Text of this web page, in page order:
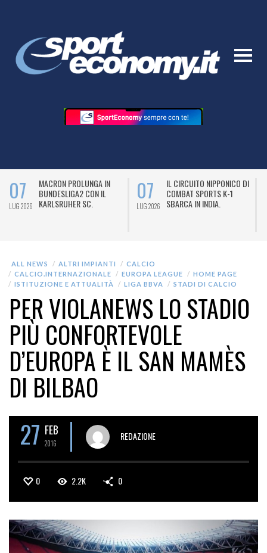
07
LUG 2026
MACRON PROLUNGA IN
BUNDESLIGA2 CON IL
KARLSRUHER SC.
07
LUG 2026
IL CIRCUITO NIPPONICO DI
COMBAT SPORTS K-1
SBARCA IN INDIA.
ALL NEWS ALTRI IMPIANTI
CALCIO
CALCIO.INTERNAZIONALE
EUROPA LEAGUE
HOME PAGE
ISTITUZIONE E ATTUALITÀ
LIGA BBVA STADI DI CALCIO
PER VIOLANEWS LO STADIO
PIÙ CONFORTEVOLE
D’EUROPA È IL SAN MAMÈS
DI BILBAO
27 FEB
2016
REDAZIONE
0 2.2K 0